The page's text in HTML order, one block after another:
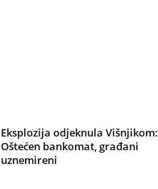
Eksplozija odjeknula Višnjikom:
Oštećen bankomat, građani
uznemireni